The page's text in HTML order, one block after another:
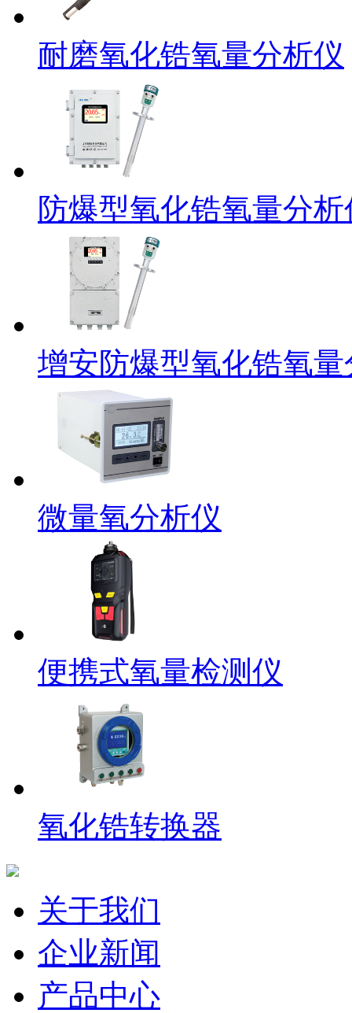
耐磨氧化锆氧量分析仪
防爆型氧化锆氧量分析
增安防爆型氧化锆氧
微量氧分析仪
便携式氧量检测仪
氧化锆转换器
关于我们
企业新闻
产品中心